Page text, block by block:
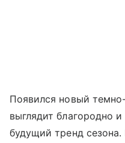
Появился новый
выглядит благородно
будущий тренд